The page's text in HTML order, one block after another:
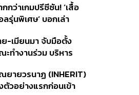
กกว่าเกมปรีซีซัน! ‘เสื้อ
ลรุ่นพิเศษ’ บอกเล่า
ย-เมียนมา จับมือตั้ง
ะทำงานร่วม บริหาร
มแดน ชูเป้าหมายสิ่ง
ดล้อมยั่งยืน
ยายวรนาฏ (INHERIT)
ตัวอย่างแรกก่อนเข้า